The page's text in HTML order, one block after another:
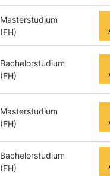
Masterstudium
(FH)
Bachelorstudium
(FH)
Masterstudium
(FH)
Bachelorstudium
(FH)